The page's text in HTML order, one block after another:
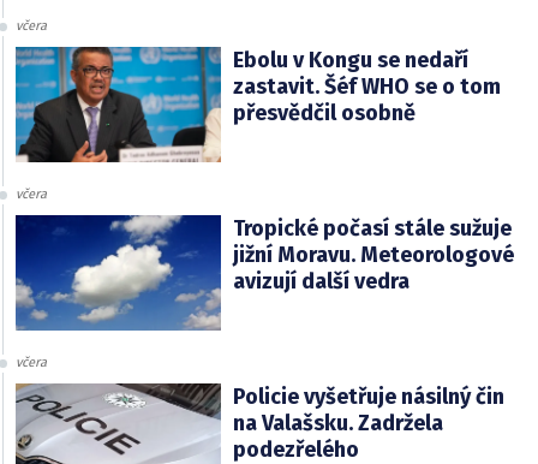
včera
Ebolu v Kongu se nedaří
zastavit. Šéf WHO se o tom
přesvědčil osobně
včera
Tropické počasí stále sužuje
jižní Moravu. Meteorologové
avizují další vedra
včera
Policie vyšetřuje násilný čin
na Valašsku. Zadržela
podezřelého